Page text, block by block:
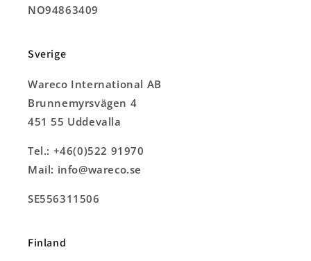
NO94863409
Sverige
Wareco International AB
Brunnemyrsvägen 4
451 55 Uddevalla
Tel.: +46(0)522 91970
Mail: info@wareco.se
SE556311506
Finland